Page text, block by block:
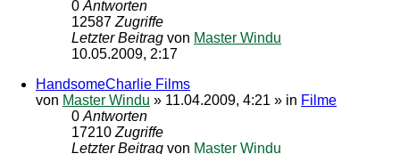
0 Antworten
12587 Zugriffe
Letzter Beitrag von Master Windu
10.05.2009, 2:17
HandsomeCharlie Films
von Master Windu » 11.04.2009, 4:21 » in Filme
0 Antworten
17210 Zugriffe
Letzter Beitrag von Master Windu